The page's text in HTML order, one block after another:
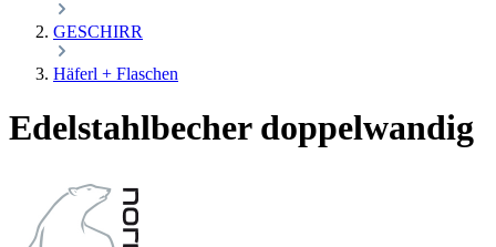
GESCHIRR
Häferl + Flaschen
Edelstahlbecher doppelwandig